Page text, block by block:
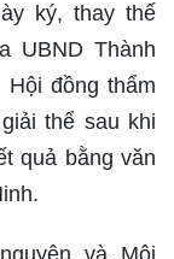
ký, thay thế
UBND Thành
đồng thẩm
thể sau khi
quả bằng văn
và Môi